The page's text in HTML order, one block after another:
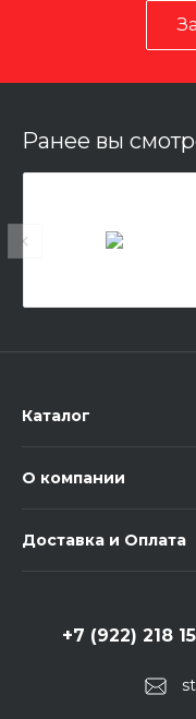
Ранее вы
Каталог
О компании
Доставка и Оплата
+7 (922) 218